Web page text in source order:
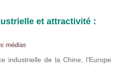
et attractivité :
médias
industrielle de la Chine, l’Europe